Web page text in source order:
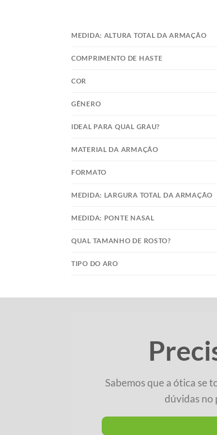
MEDIDA: ALTURA TOTAL DA ARMAÇÃO
COMPRIMENTO DE HASTE
COR
GÊNERO
IDEAL PARA QUAL GRAU?
MATERIAL DA ARMAÇÃO
FORMATO
MEDIDA: LARGURA TOTAL DA ARMAÇÃO
MEDIDA: PONTE NASAL
QUAL TAMANHO DE ROSTO?
TIPO DO ARO
Sabemos que a ótica se
dúvidas no